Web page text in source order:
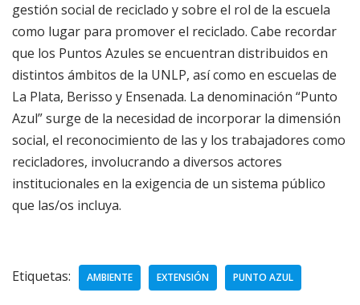
gestión social de reciclado y sobre el rol de la escuela
como lugar para promover el reciclado. Cabe recordar
que los Puntos Azules se encuentran distribuidos en
distintos ámbitos de la UNLP, así como en escuelas de
La Plata, Berisso y Ensenada. La denominación “Punto
Azul” surge de la necesidad de incorporar la dimensión
social, el reconocimiento de las y los trabajadores como
recicladores, involucrando a diversos actores
institucionales en la exigencia de un sistema público
que las/os incluya.
Etiquetas: AMBIENTE EXTENSIÓN PUNTO AZUL